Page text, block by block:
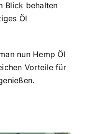
Blick behalten
Öl
nun Hemp Öl
Vorteile für